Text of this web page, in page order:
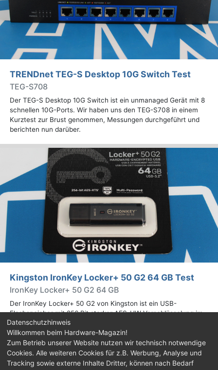
TRENDnet TEG-S Desktop 10G Switch Test
TEG-S708
Der TEG-S Desktop 10G Switch ist ein unmanaged Gerät mit 8
schnellen 10G-Ports. Wir haben uns den TEG-S708 in einem
Kurztest zur Brust genommen, Messungen durchgeführt und
berichten nun darüber.
Kingston IronKey Locker+ 50 G2 64 GB Test
IronKey Locker+ 50 G2 64 GB
Der IronKey Locker+ 50 G2 von Kingston ist ein USB-
Flashspeicher mit 256 Bit starker AES-HW-Verschlüsselung im
XTS-Modus. Wir haben das 64-GB-Modell im Praxistest
genauer begutachtet.
Impressum| Kontakt |Jobs |Datenschutz |
Datenschutzhinweis
Willkommen beim Hardware-Magazin!
Zum Betrieb unserer Website nutzen wir technisch notwendige
Cookies. Alle weiteren Cookies für z.B. Werbung, Analyse und
Tracking sowie externe Inhalte Dritter, können nach Bedarf